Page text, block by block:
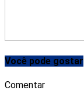
Você pode gostar
Comentar